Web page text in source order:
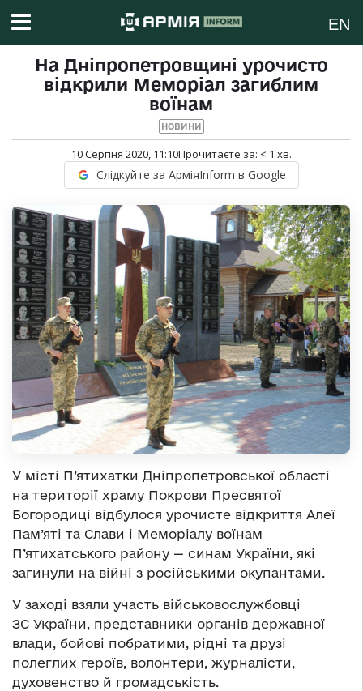
EN
На Дніпропетровщині урочисто
відкрили Меморіал загиблим
воїнам
НОВИНИ
10 Серпня 2020, 11:10Прочитаєте за: < 1 хв.
Слідкуйте за АрміяInform в Google
У місті П’ятихатки Дніпропетровської області
на території храму Покрови Пресвятої
Богородиці відбулося урочисте відкриття Алеї
Пам’яті та Слави і Меморіалу воїнам
П’ятихатського району — синам України, які
загинули на війні з російськими окупантами.
У заході взяли участь військовослужбовці
ЗС України, представники органів державної
влади, бойові побратими, рідні та друзі
полеглих героїв, волонтери, журналісти,
духовенство й громадськість.